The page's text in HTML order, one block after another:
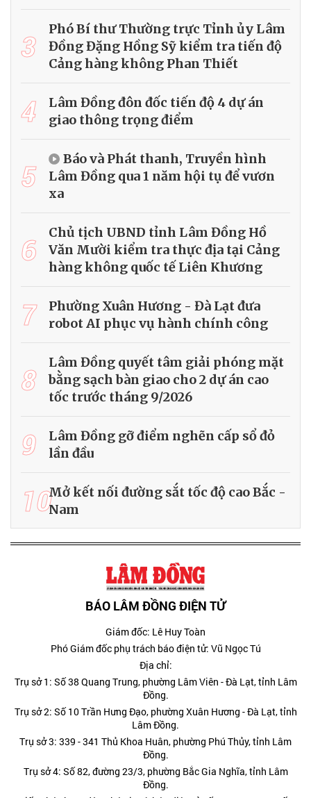
3
Phó Bí thư Thường trực Tỉnh ủy Lâm
Đồng Đặng Hồng Sỹ kiểm tra tiến độ
Cảng hàng không Phan Thiết
4
Lâm Đồng đôn đốc tiến độ 4 dự án
giao thông trọng điểm
5
Báo và Phát thanh, Truyền hình
Lâm Đồng qua 1 năm hội tụ để vươn
xa
6
Chủ tịch UBND tỉnh Lâm Đồng Hồ
Văn Mười kiểm tra thực địa tại Cảng
hàng không quốc tế Liên Khương
7
Phường Xuân Hương - Đà Lạt đưa
robot AI phục vụ hành chính công
8
Lâm Đồng quyết tâm giải phóng mặt
bằng sạch bàn giao cho 2 dự án cao
tốc trước tháng 9/2026
9
Lâm Đồng gỡ điểm nghẽn cấp sổ đỏ
lần đầu
10Mở kết nối đường sắt tốc độ cao Bắc -
Nam
BÁO LÂM ĐỒNG ĐIỆN TỬ
Giám đốc: Lê Huy Toàn
Phó Giám đốc phụ trách báo điện tử: Vũ Ngọc Tú
Địa chỉ:
Trụ sở 1: Số 38 Quang Trung, phường Lâm Viên - Đà Lạt, tỉnh Lâm
Đồng.
Trụ sở 2: Số 10 Trần Hưng Đạo, phường Xuân Hương - Đà Lạt, tỉnh
Lâm Đồng.
Trụ sở 3: 339 - 341 Thủ Khoa Huân, phường Phú Thủy, tỉnh Lâm
Đồng.
Trụ sở 4: Số 82, đường 23/3, phường Bắc Gia Nghĩa, tỉnh Lâm
Đồng.